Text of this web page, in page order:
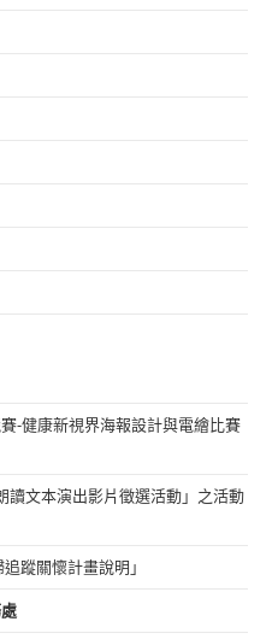
-健康新視界海報設計與電繪比賽
讀文本演出影片徵選活動」之活動
蹤關懷計畫說明」